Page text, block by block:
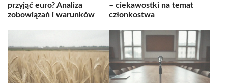
przyjąć euro? Analiza
zobowiązań i warunków
– ciekawostki na temat
członkostwa